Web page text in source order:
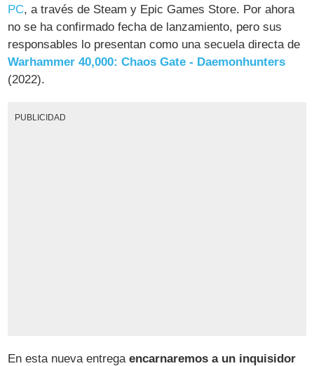
PC, a través de Steam y Epic Games Store. Por ahora
no se ha confirmado fecha de lanzamiento, pero sus
responsables lo presentan como una secuela directa de
Warhammer 40,000: Chaos Gate - Daemonhunters
(2022).
PUBLICIDAD
En esta nueva entregaencarnaremos a un inquisidor